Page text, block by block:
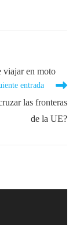
viajar en moto
entrada
las fronteras
de la UE?